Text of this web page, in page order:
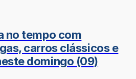
no tempo com
carros clássicos e
domingo (09)